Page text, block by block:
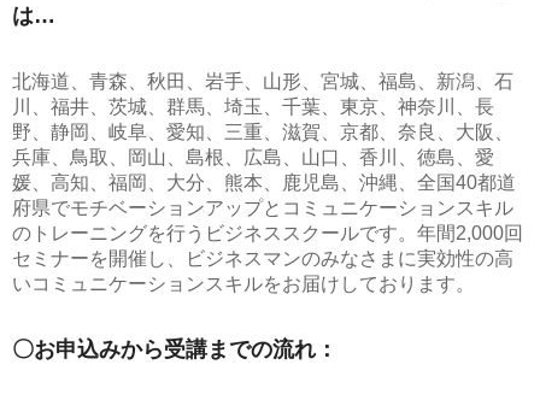
は…
北海道、青森、秋田、岩手、山形、宮城、福島、新潟、石
川、福井、茨城、群馬、埼玉、千葉、東京、神奈川、長
野、静岡、岐阜、愛知、三重、滋賀、京都、奈良、大阪、
兵庫、鳥取、岡山、島根、広島、山口、香川、徳島、愛
媛、高知、福岡、大分、熊本、鹿児島、沖縄、全国40都道
府県でモチベーションアップとコミュニケーションスキル
のトレーニングを行うビジネススクールです。年間2,000回
セミナーを開催し、ビジネスマンのみなさまに実効性の高
いコミュニケーションスキルをお届けしております。
〇お申込みから受講までの流れ：